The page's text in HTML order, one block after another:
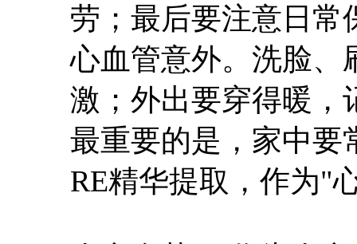
劳；最后要注意日常
心血管意外。洗脸、
激；外出要穿得暖，
最重要的是，家中要
RE精华提取，作为"